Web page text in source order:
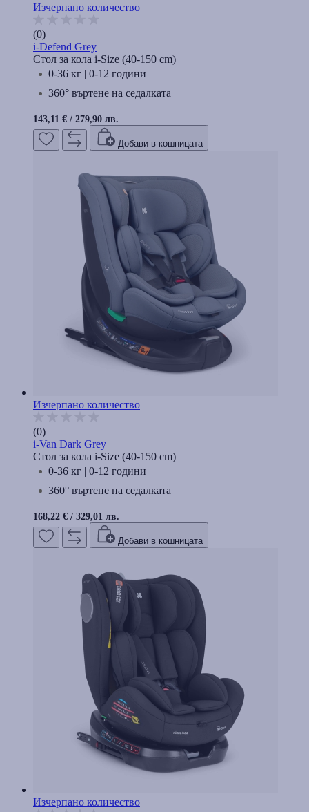
Изчерпано количество
(0)
i-Defend Grey
Стол за кола i-Size (40-150 cm)
0-36 кг | 0-12 години
360° въртене на седалката
143,11 € / 279,90 лв.
Добави в кошницата
Изчерпано количество
(0)
i-Van Dark Grey
Стол за кола i-Size (40-150 cm)
0-36 кг | 0-12 години
360° въртене на седалката
168,22 € / 329,01 лв.
Добави в кошницата
Изчерпано количество